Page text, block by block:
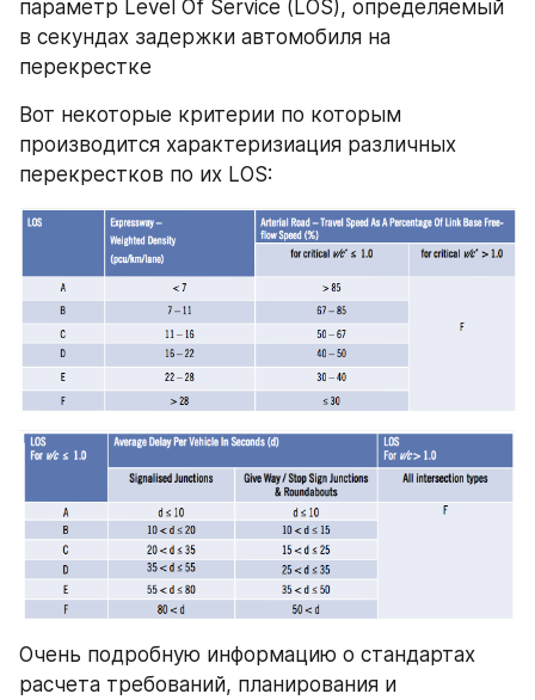
параметр Level Of Service (LOS), определяемый
в секундах задержки автомобиля на
перекрестке
Вот некоторые критерии по которым
производится характеризиация различных
перекрестков по их LOS:
Очень подробную информацию о стандартах
расчета требований, планирования и